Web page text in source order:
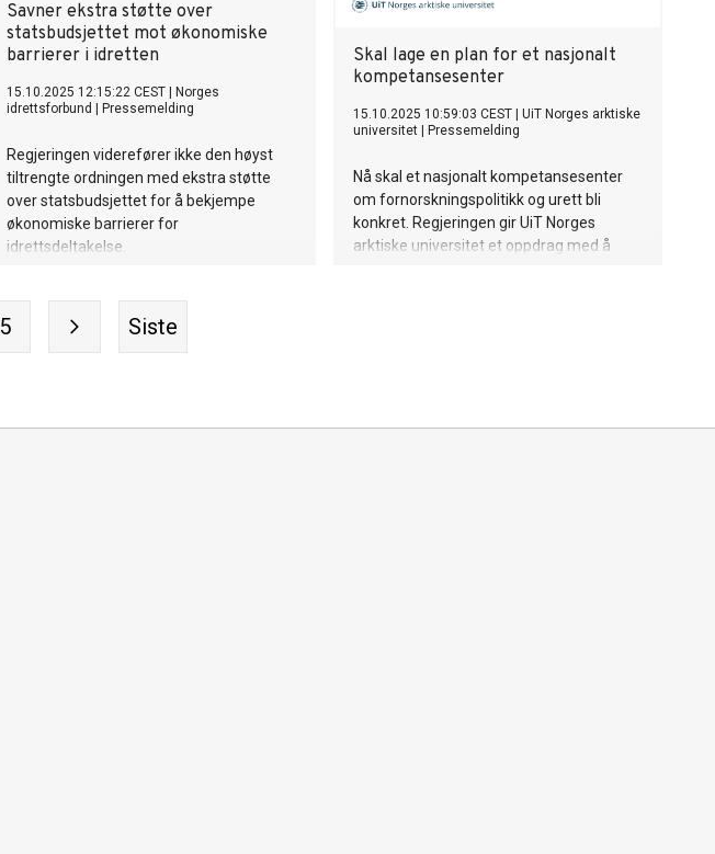
Savner ekstra støtte over
statsbudsjettet mot økonomiske
barrierer i idretten
15.10.2025 12:15:22 CEST
Norges
idrettsforbund
Pressemelding
Regjeringen viderefører ikke den høyst
tiltrengte ordningen med ekstra støtte
over statsbudsjettet for å bekjempe
økonomiske barrierer for
idrettsdeltakelse.
Skal lage en plan for et nasjonalt
kompetansesenter
15.10.2025 10:59:03 CEST
UiT Norges arktiske
universitet
Pressemelding
Nå skal et nasjonalt kompetansesenter
om fornorskningspolitikk og urett bli
konkret. Regjeringen gir UiT Norges
arktiske universitet et oppdrag med å
5 Siste